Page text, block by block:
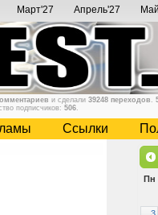
Март'27 Апрель'27
и сделали 39248 переходов .
подписчиков: 506.
Cсылки
Пн